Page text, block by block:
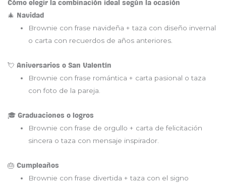
Cómo elegir la combinación ideal según la ocasión
🎄 Navidad
Brownie con frase navideña + taza con diseño invernal
o carta con recuerdos de años anteriores.
💘 Aniversarios o San Valentín
Brownie con frase romántica + carta pasional o taza
con foto de la pareja.
🎓 Graduaciones o logros
Brownie con frase de orgullo + carta de felicitación
sincera o taza con mensaje inspirador.
🎂 Cumpleaños
Brownie con frase divertida + taza con el signo